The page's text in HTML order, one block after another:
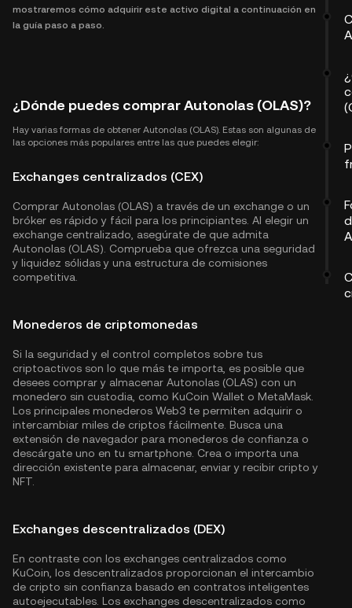
mostraremos cómo adquirir este activo digital a continuación en
la guía paso a paso.
¿Dónde puedes comprar Autonolas (OLAS)?
Hay varias formas de obtener Autonolas (OLAS). Estas son algunas de
las opciones más populares entre las que puedes elegir:
Exchanges centralizados (CEX)
Comprar Autonolas (OLAS) a través de un exchange o un
bróker es rápido y fácil para los principiantes. Al elegir un
exchange centralizado, asegúrate de que admita
Autonolas (OLAS). Comprueba que ofrezca una seguridad
y liquidez sólidas y una estructura de comisiones
competitiva.
Monederos de criptomonedas
Si la seguridad y el control completos sobre tus
criptoactivos son lo que más te importa, es posible que
desees comprar y almacenar Autonolas (OLAS) con un
monedero sin custodia, como KuCoin Wallet o MetaMask.
Los principales monederos Web3 te permiten adquirir o
intercambiar miles de criptos fácilmente. Busca una
extensión de navegador para monederos de confianza o
descárgate uno en tu smartphone. Crea o importa una
dirección existente para almacenar, enviar y recibir cripto y
NFT.
Exchanges descentralizados (DEX)
En contraste con los exchanges centralizados como
KuCoin, los descentralizados proporcionan el intercambio
de cripto sin confianza basado en contratos inteligentes
autoejecutables. Los exchanges descentralizados como